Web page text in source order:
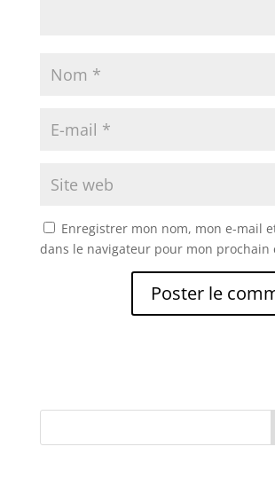
Enregistrer mon nom, mon e-mail
dans le navigateur pour mon prochain